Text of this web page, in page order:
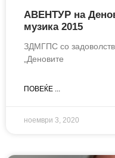
АВЕНТУР на
музика 2015
ЗДМГПС со
„Деновите
ПОВЕЌЕ ...
ноември 3, 2020